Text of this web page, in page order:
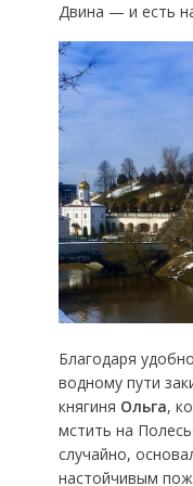
Двина — и есть
Благодаря
водному пути
княгиня Ольга,
мстить на
случайно,
настойчивым